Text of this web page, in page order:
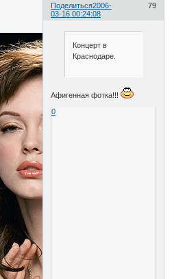
Поделиться 79
2006-
03-16 00:24:08
Концерт в
Краснодаре.
Афигенная фотка!!!
0